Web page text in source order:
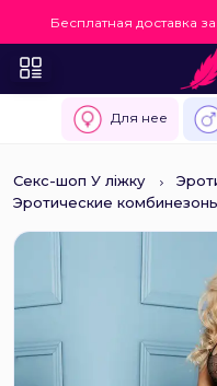
Бесплатная доставка
Для нее
Секс-шоп У ліжку
Эротические